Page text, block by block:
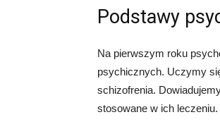
Podstawy
Na pierwszym roku
psychicznych. Uczymy
schizofrenia.
stosowane w ich leczeniu.